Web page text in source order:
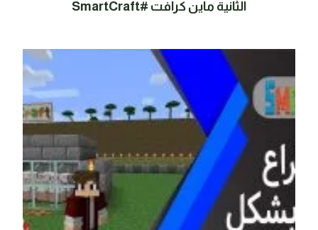
الثانية ماين كرافت #SmartCraft